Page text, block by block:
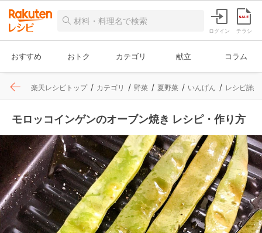
ログイン チラシ
おすすめ おトク カテゴリ 献立 コラム
楽天レシピトップ カテゴリ 野菜 夏野菜 いんげん レシピ詳細
モロッコインゲンのオーブン焼き レシピ・作り方